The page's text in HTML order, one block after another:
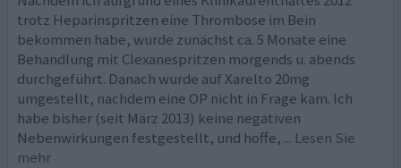
trotz Heparinspritzen eine Thrombose im Bein
bekommen habe, wurde zunächst ca. 5 Monate eine
Behandlung mit Clexanespritzen morgends u. abends
durchgeführt. Danach wurde auf Xarelto 20mg
umgestellt, nachdem eine OP nicht in Frage kam. Ich
habe bisher (seit März 2013) keine negativen
Nebenwirkungen festgestellt, und hoffe, ... Lesen Sie
mehr